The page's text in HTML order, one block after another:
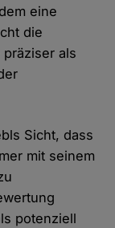
eine
die
als
Sicht, dass
mit seinem
potenziell